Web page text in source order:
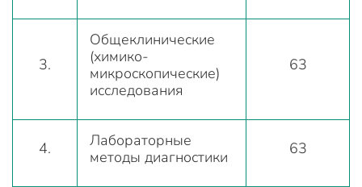
3.
Общеклинические
(химико-
микроскопические)
исследования
63
4.
Лабораторные
методы диагностики
63